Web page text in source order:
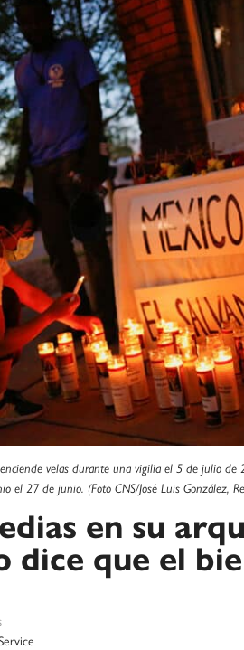
velas durante una vigilia el 5 de julio
el 27 de junio. (Foto CNS/José Luis González,
en su
dice que el